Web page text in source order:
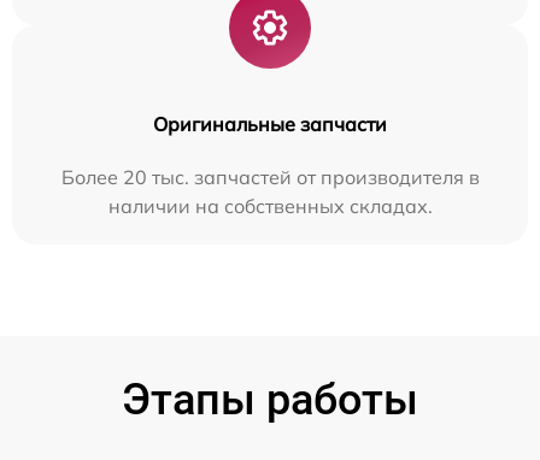
Оригинальные запчасти
Более 20 тыс. запчастей от производителя в
наличии на собственных складах.
Этапы работы